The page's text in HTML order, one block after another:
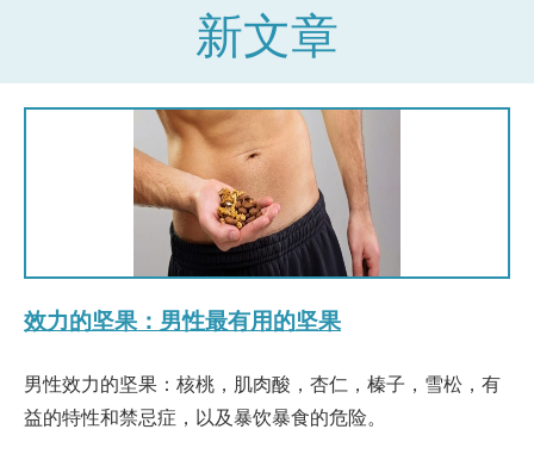
新文章
效力的坚果：男性最有用的坚果
男性效力的坚果：核桃，肌肉酸，杏仁，榛子，雪松，有
益的特性和禁忌症，以及暴饮暴食的危险。